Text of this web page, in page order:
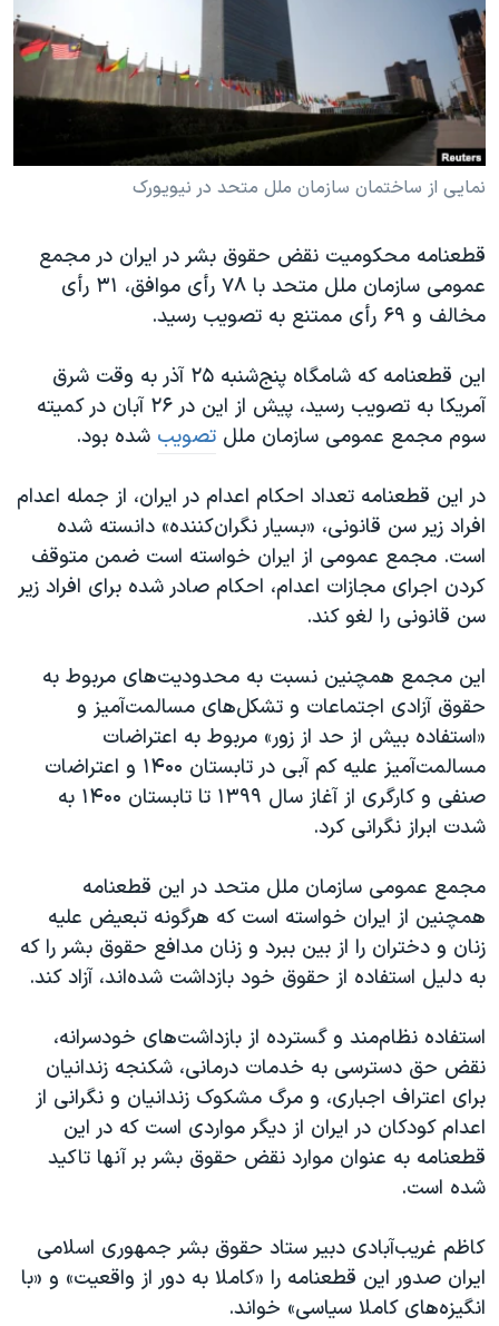
فرهنگ و زندگی
حقوق شهروندی
اقتصادی
علم و فناوری
اسرائیل در جنگ
آرشیو پخش زنده
مستندها
انتخابات ریاست جمهوری آمریکا ۲۰۲۴
حمله جمهوری اسلامی به اسرائیل
رمز مهسا
ورزش زنان در ایران
مجموعه مستندهای دادخواهی
تریبونال مردمی آبان ۹۸
چهل سال گروگان‌گیری
قانون شفافیت دارائی کادر رهبری ایران
اسرائیل در جنگ
نرگس محمدی برنده جایزه نوبل صلح
همایش محافظه‌کاران آمریکا «سی‌پک»
صفحه‌های ویژه
دنبال کنید
زبانهای مختلف
نمایی از ساختمان سازمان ملل متحد در نیویورک
قطعنامه محکومیت نقض حقوق بشر در ایران در مجمع
عمومی سازمان ملل متحد با ۷۸ رأی موافق، ۳۱ رأی
مخالف و ۶۹ رأی ممتنع به تصویب رسید.
این قطعنامه که شامگاه پنج‌شنبه ۲۵ آذر به وقت شرق
آمریکا به تصویب رسید، پیش از این در ۲۶ آبان در کمیته
سوم مجمع عمومی سازمان ملل تصویب شده بود.
در این قطعنامه تعداد احکام اعدام در ایران، از جمله اعدام
افراد زیر سن قانونی، «بسیار نگران‌کننده» دانسته شده
است. مجمع عمومی از ایران خواسته است ضمن متوقف
کردن اجرای مجازات اعدام، احکام صادر شده برای افراد زیر
سن قانونی را لغو کند.
این مجمع همچنین نسبت به محدودیت‌های مربوط به
حقوق آزادی اجتماعات و تشکل‌های مسالمت‌آمیز و
«استفاده بیش از حد از زور» مربوط به اعتراضات
مسالمت‌آمیز علیه کم آبی در تابستان ۱۴۰۰ و اعتراضات
صنفی و کارگری از آغاز سال ۱۳۹۹ تا تابستان ۱۴۰۰ به
شدت ابراز نگرانی کرد.
مجمع عمومی سازمان ملل متحد در این قطعنامه
همچنین از ایران خواسته است که هرگونه تبعیض علیه
زنان و دختران را از بین ببرد و زنان مدافع حقوق بشر را که
به دلیل استفاده از حقوق خود بازداشت شده‌اند، آزاد کند.
استفاده نظام‌مند و گسترده از بازداشت‌های خودسرانه،
نقض حق دسترسی به خدمات درمانی، شکنجه زندانیان
برای اعتراف اجباری، و مرگ مشکوک زندانیان و نگرانی از
اعدام کودکان در ایران از دیگر مواردی است که در این
قطعنامه به عنوان موارد نقض حقوق بشر بر آنها تاکید
شده است.
کاظم غریب‌آبادی دبیر ستاد حقوق بشر جمهوری اسلامی
ایران صدور این قطعنامه را «کاملا به دور از واقعیت» و «با
انگیزه‌های کاملا سیاسی» خواند.